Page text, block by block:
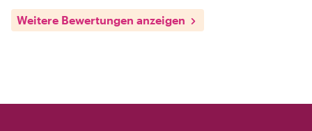
Weitere Bewertungen anzeigen